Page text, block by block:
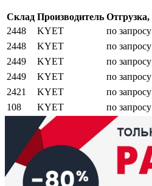
Склад Производитель Отгрузка,
2448
KYET по запросу
2448 KYET по запросу
2449 KYET по запросу
2449 KYET по запросу
2421 KYET по запросу
108 KYET по запросу